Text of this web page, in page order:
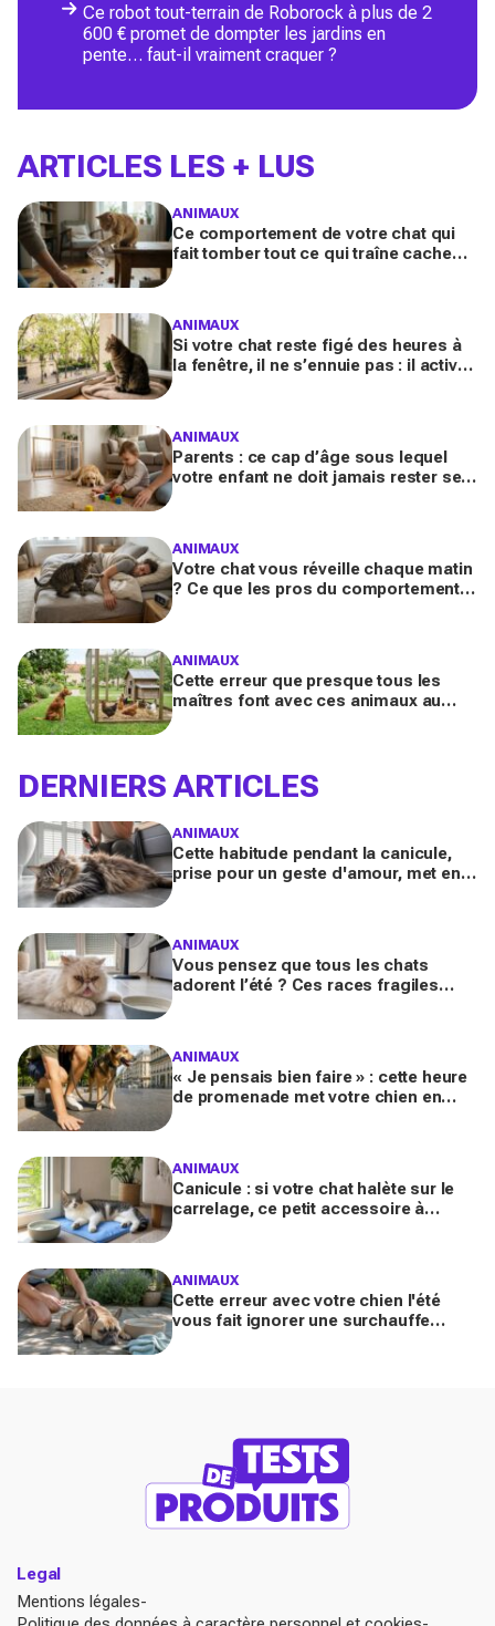
Ce robot tout-terrain de Roborock à plus de 2
600 € promet de dompter les jardins en
pente… faut-il vraiment craquer ?
ARTICLES LES + LUS
ANIMAUX
Ce comportement de votre chat qui
fait tomber tout ce qui traîne cache
ANIMAUX
Si votre chat reste figé des heures à
la fenêtre, il ne s’ennuie pas : il active
ANIMAUX
Parents : ce cap d’âge sous lequel
votre enfant ne doit jamais rester seul
ANIMAUX
Votre chat vous réveille chaque matin
? Ce que les pros du comportement
ANIMAUX
Cette erreur que presque tous les
maîtres font avec ces animaux au
DERNIERS ARTICLES
ANIMAUX
Cette habitude pendant la canicule,
prise pour un geste d'amour, met en
ANIMAUX
Vous pensez que tous les chats
adorent l’été ? Ces races fragiles
ANIMAUX
« Je pensais bien faire » : cette heure
de promenade met votre chien en
ANIMAUX
Canicule : si votre chat halète sur le
carrelage, ce petit accessoire à
ANIMAUX
Cette erreur avec votre chien l'été
vous fait ignorer une surchauffe
Legal
Mentions légales